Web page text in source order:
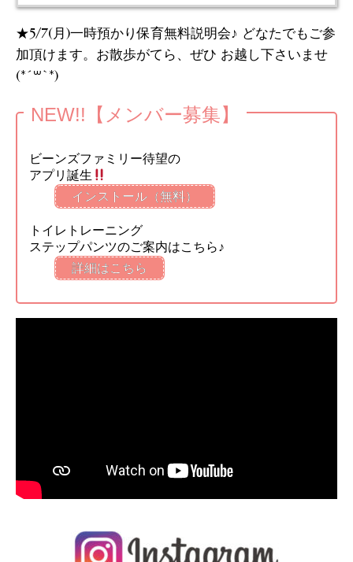
★5/7(月)一時預かり保育無料説明会♪ どなたでもご参
加頂けます。お散歩がてら、ぜひ お越し下さいませ
(*´꒳`*)
NEW!!【メンバー募集】
ビーンズファミリー待望の
アプリ誕生
インストール（無料）
トイレトレーニング
ステップパンツのご案内はこちら♪
詳細はこちら